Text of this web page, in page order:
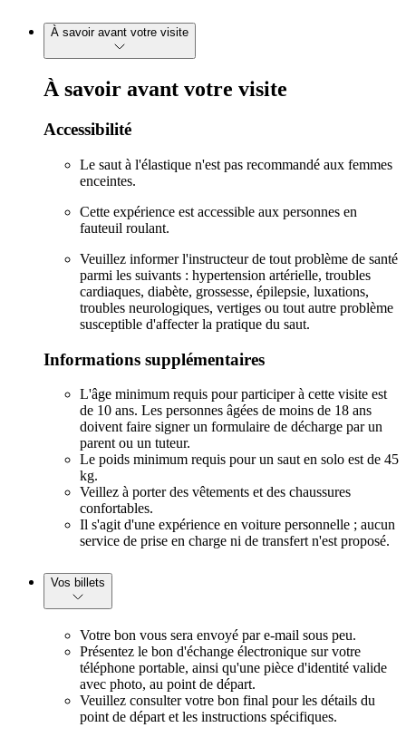
À savoir avant votre visite
À savoir avant votre visite
Accessibilité
Le saut à l'élastique n'est pas recommandé aux femmes
enceintes.
Cette expérience est accessible aux personnes en
fauteuil roulant.
Veuillez informer l'instructeur de tout problème de santé
parmi les suivants : hypertension artérielle, troubles
cardiaques, diabète, grossesse, épilepsie, luxations,
troubles neurologiques, vertiges ou tout autre problème
susceptible d'affecter la pratique du saut.
Informations supplémentaires
L'âge minimum requis pour participer à cette visite est
de 10 ans. Les personnes âgées de moins de 18 ans
doivent faire signer un formulaire de décharge par un
parent ou un tuteur.
Le poids minimum requis pour un saut en solo est de 45
kg.
Veillez à porter des vêtements et des chaussures
confortables.
Il s'agit d'une expérience en voiture personnelle ; aucun
service de prise en charge ni de transfert n'est proposé.
Vos billets
Votre bon vous sera envoyé par e-mail sous peu.
Présentez le bon d'échange électronique sur votre
téléphone portable, ainsi qu'une pièce d'identité valide
avec photo, au point de départ.
Veuillez consulter votre bon final pour les détails du
point de départ et les instructions spécifiques.